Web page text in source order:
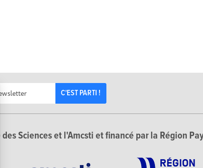
C'EST PARTI !
Sciences et l'Amcsti et financé par la Région